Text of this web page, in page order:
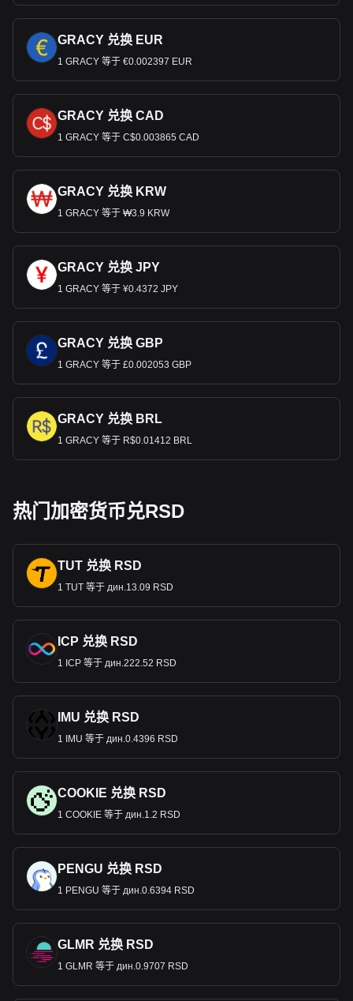
GRACY 兑换 EUR
1 GRACY 等于 €0.002397 EUR
GRACY 兑换 CAD
1 GRACY 等于 C$0.003865 CAD
GRACY 兑换 KRW
1 GRACY 等于 ₩3.9 KRW
GRACY 兑换 JPY
1 GRACY 等于 ¥0.4372 JPY
GRACY 兑换 GBP
1 GRACY 等于 £0.002053 GBP
GRACY 兑换 BRL
1 GRACY 等于 R$0.01412 BRL
热门加密货币兑RSD
TUT 兑换 RSD
1 TUT 等于 дин.13.09 RSD
ICP 兑换 RSD
1 ICP 等于 дин.222.52 RSD
IMU 兑换 RSD
1 IMU 等于 дин.0.4396 RSD
COOKIE 兑换 RSD
1 COOKIE 等于 дин.1.2 RSD
PENGU 兑换 RSD
1 PENGU 等于 дин.0.6394 RSD
GLMR 兑换 RSD
1 GLMR 等于 дин.0.9707 RSD